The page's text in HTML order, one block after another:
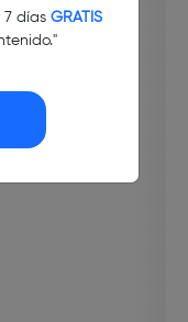
días GRATIS